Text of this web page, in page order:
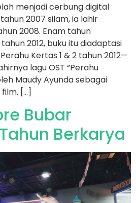
menjadi cerbung digital
2007 silam, ia lahir
2008. Enam tahun
2012, buku itu diadaptasi
Kertas 1 & 2 tahun 2012—
lagu OST “Perahu
Maudy Ayunda sebagai
[…]
Bubar
Berkarya